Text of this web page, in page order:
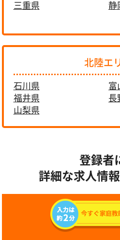
三重県
静
北陸エ
石川県
富
福井県
長
山梨県
登録者
詳細な求人情